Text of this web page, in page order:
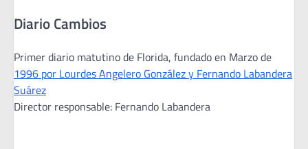
Diario Cambios
Primer diario matutino de Florida, fundado en Marzo de
1996 por Lourdes Angelero González y Fernando Labandera
Suárez
Director responsable: Fernando Labandera